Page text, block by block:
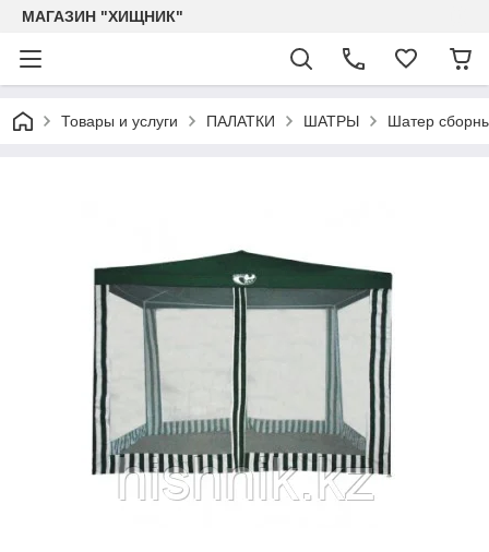
МАГАЗИН "ХИЩНИК"
Товары и услуги ПАЛАТКИ ШАТРЫ Шатер